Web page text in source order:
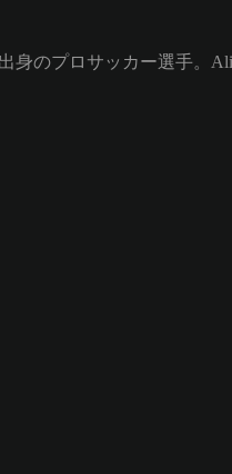
のプロサッカー選手。